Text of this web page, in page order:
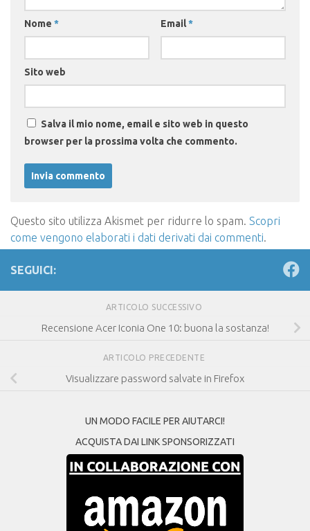
Nome * Email*
Sito web
Salva il mio nome, email e sito web in questo
browser per la prossima volta che commento.
Questo sito utilizza Akismet per ridurre lo spam. Scopri
come vengono elaborati i dati derivati dai commenti.
SEGUICI:
ARTICOLO SUCCESSIVO
Recensione Acer Iconia One 10: buona la sostanza!
ARTICOLO PRECEDENTE
Visualizzare password salvate in Firefox
UN MODO FACILE PER AIUTARCI!
ACQUISTA DAI LINK SPONSORIZZATI